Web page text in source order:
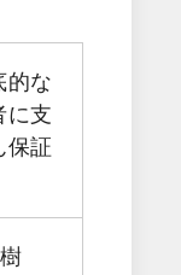
的な
に支
保証